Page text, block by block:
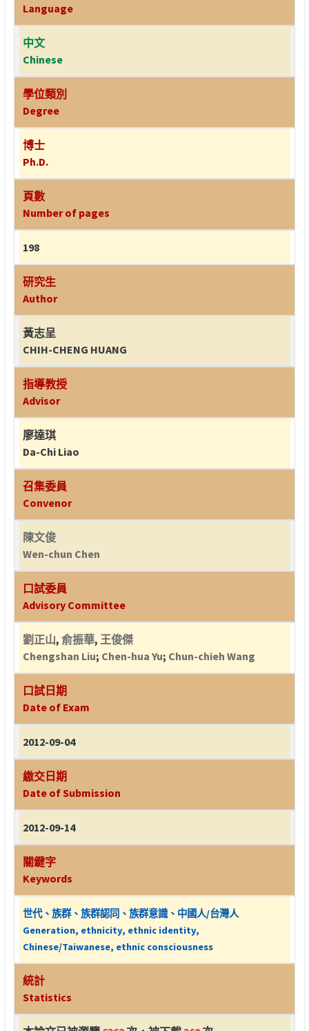
Language
中文
Chinese
學位類別
Degree
博士
Ph.D.
頁數
Number of pages
198
研究生
Author
黃志呈
CHIH-CHENG HUANG
指導教授
Advisor
廖達琪
Da-Chi Liao
召集委員
Convenor
陳文俊
Wen-chun Chen
口試委員
Advisory Committee
劉正山, 俞振華, 王俊傑
Chengshan Liu; Chen-hua Yu; Chun-chieh Wang
口試日期
Date of Exam
2012-09-04
繳交日期
Date of Submission
2012-09-14
關鍵字
Keywords
世代、族群、族群認同、族群意識、中國人/台灣人
Generation, ethnicity, ethnic identity,
Chinese/Taiwanese, ethnic consciousness
統計
Statistics